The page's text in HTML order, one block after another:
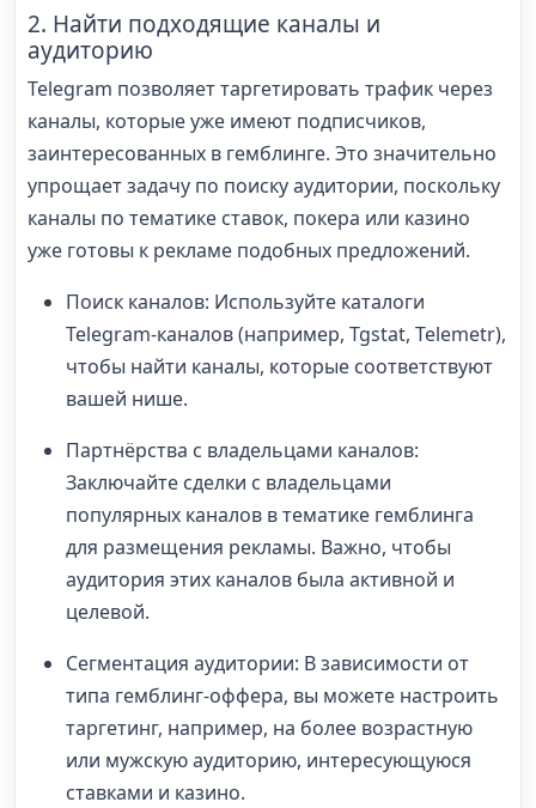
2. Найти подходящие каналы и
аудиторию
Telegram позволяет таргетировать трафик через
каналы, которые уже имеют подписчиков,
заинтересованных в гемблинге. Это значительно
упрощает задачу по поиску аудитории, поскольку
каналы по тематике ставок, покера или казино
уже готовы к рекламе подобных предложений.
Поиск каналов: Используйте каталоги
Telegram-каналов (например, Tgstat, Telemetr),
чтобы найти каналы, которые соответствуют
вашей нише.
Партнёрства с владельцами каналов:
Заключайте сделки с владельцами
популярных каналов в тематике гемблинга
для размещения рекламы. Важно, чтобы
аудитория этих каналов была активной и
целевой.
Сегментация аудитории: В зависимости от
типа гемблинг-оффера, вы можете настроить
таргетинг, например, на более возрастную
или мужскую аудиторию, интересующуюся
ставками и казино.